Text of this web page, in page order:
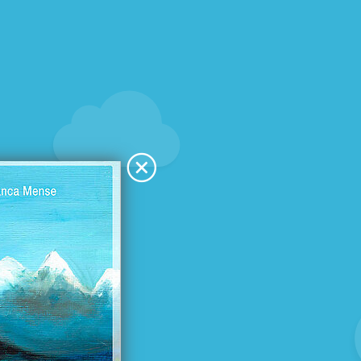
es
anders
Bröger